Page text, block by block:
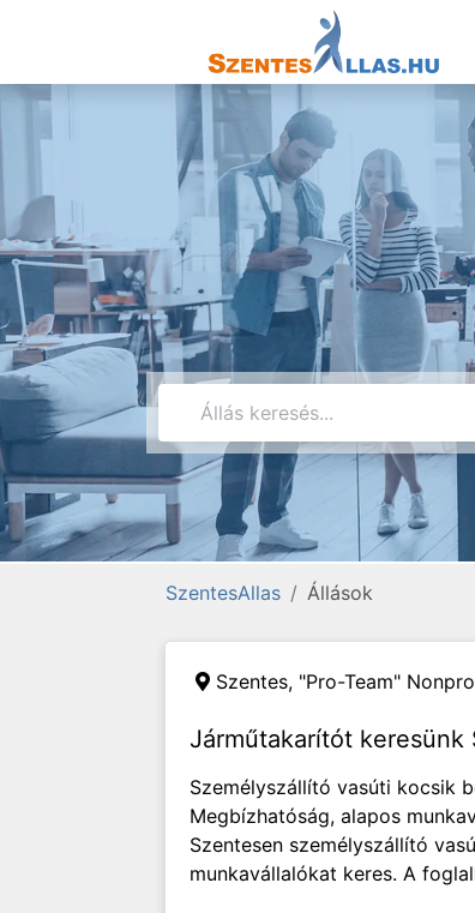
SzentesAllas Állások
Szentes, "Pro-Team"
Járműtakarítót keresünk
Személyszállító vasúti kocsik
Megbízhatóság, alapos
Szentesen személyszállító
munkavállalókat keres. A